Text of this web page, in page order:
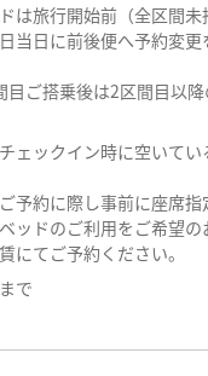
は旅行開始前（全区間
当日に前後便へ予約変更
目ご搭乗後は2区間目以
ェックイン時に空いて
予約に際し事前に座席
ッドのご利用をご希望
にてご予約ください。
で